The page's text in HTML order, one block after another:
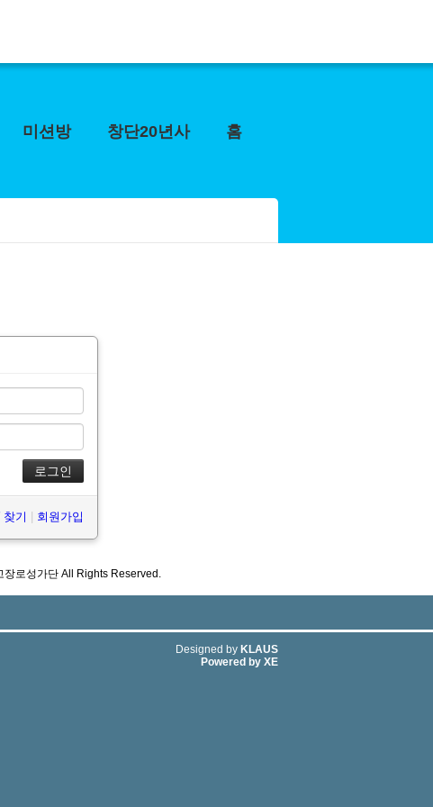
미션방 창단20년사 홈
찾기 회원가입
로성가단 All Rights Reserved.
Designed by KLAUS
Powered by XE